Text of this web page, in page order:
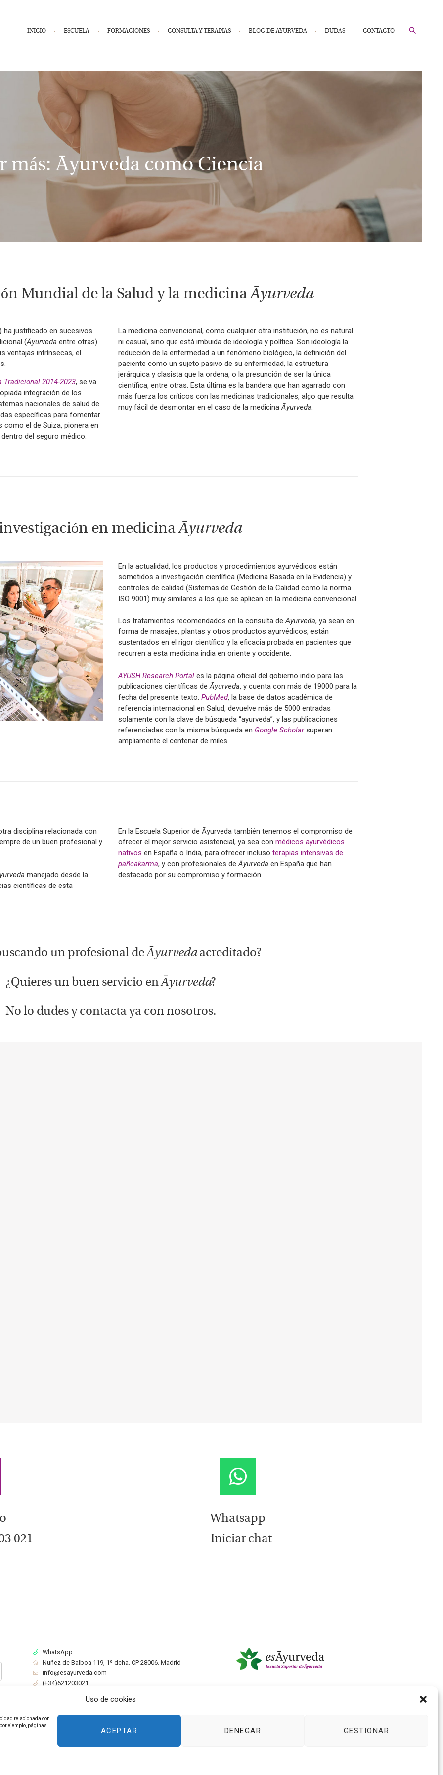
Uso de cookies
relacionada con
ejemplo, páginas
ACEPTAR DENEGAR GESTIONAR
INICIO ESCUELA FORMACIONES CONSULTA Y TERAPIAS BLOG DE AYURVEDA DUDAS CONTACTO
más: Āyurveda como Ciencia
Mundial de la Salud y la medicinaĀyurveda
ha justificado en sucesivos
(Āyurveda entre otras)
ventajas intrínsecas, el
Tradicional 2014-2023, se va
integración de los
nacionales de salud de
específicas para fomentar
el de Suiza, pionera en
del seguro médico.
La medicina convencional, como cualquier otra institución, no es natural
ni casual, sino que está imbuida de ideología y política. Son ideología la
reducción de la enfermedad a un fenómeno biológico, la definición del
paciente como un sujeto pasivo de su enfermedad, la estructura
jerárquica y clasista que la ordena, o la presunción de ser la única
científica, entre otras. Esta última es la bandera que han agarrado con
más fuerza los críticos con las medicinas tradicionales, algo que resulta
muy fácil de desmontar en el caso de la medicinaĀyurveda.
en medicinaĀyurveda
En la actualidad, los productos y procedimientos ayurvédicos están
sometidos a investigación científica (Medicina Basada en la Evidencia) y
controles de calidad (Sistemas de Gestión de la Calidad como la norma
ISO 9001) muy similares a los que se aplican en la medicina convencional.
Los tratamientos recomendados en la consulta deᾹyurveda, ya sean en
forma de masajes, plantas y otros productos ayurvédicos, están
sustentados en el rigor científico y la eficacia probada en pacientes que
recurren a esta medicina india en oriente y occidente.
AYUSH Research Portales la página oficial del gobierno indio para las
publicaciones científicas deĀyurveda, y cuenta con más de 19000 para la
fecha del presente texto. PubMed, la base de datos académica de
referencia internacional en Salud, devuelve más de 5000 entradas
solamente con la clave de búsqueda “ayurveda”, y las publicaciones
referenciadas con la misma búsqueda en Google Scholarsuperan
ampliamente el centenar de miles.
disciplina relacionada con
de un buen profesional y
manejado desde la
científicas de esta
En la Escuela Superior de Āyurvedatambién tenemos el compromiso de
ofrecer el mejor servicio asistencial, ya sea con médicos ayurvédicos
nativos en España o India, para ofrecer incluso terapias intensivas de
pañcakarma, y con profesionales deĀyurveda en España que han
destacado por su compromiso y formación.
un profesional deĀyurvedaacreditado?
¿Quieres un buen servicio enĀyurveda?
No lo dudes y contacta ya con nosotros.
021
Whatsapp
Iniciar chat
WhatsApp
Nuñez de Balboa 119, 1º dcha. CP 28006. Madrid
info@esayurveda.com
(+34)621203021
Política de Privacidad